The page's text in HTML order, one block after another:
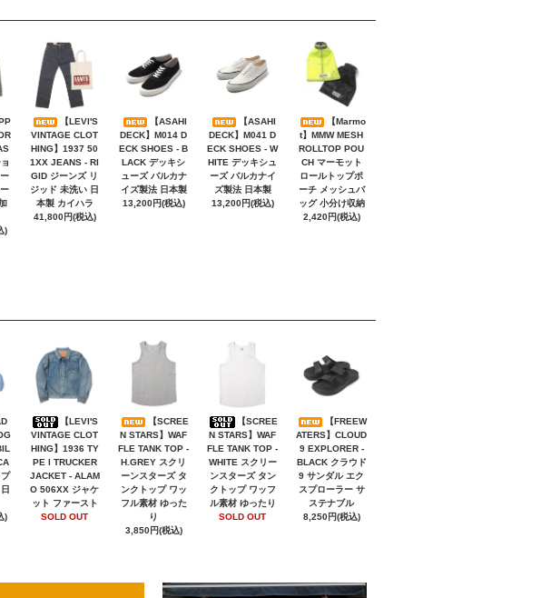
)
【LEVI'S
VINTAGE CLOT
HING】1937 50
1XX JEANS - RI
GID ジーンズ リ
ジッド 未洗い 日
本製 カイハラ
41,800円(税込)
【ASAHI
DECK】M014 D
ECK SHOES - B
LACK デッキシ
ューズ バルカナ
イズ製法 日本製
13,200円(税込)
【ASAHI
DECK】M041 D
ECK SHOES - W
HITE デッキシュ
ーズ バルカナイ
ズ製法 日本製
13,200円(税込)
【Marmo
t】MMW MESH
ROLLTOP POU
CH マーモット
ロールトップポ
ーチ メッシュバ
ッグ 小分け収納
2,420円(税込)
)
【LEVI'S
VINTAGE CLOT
HING】1936 TY
PE I TRUCKER
JACKET - ALAM
O 506XX ジャケ
ット ファースト
SOLD OUT
【SCREE
N STARS】WAF
FLE TANK TOP -
H.GREY スクリ
ーンスターズ タ
ンクトップ ワッ
フル素材 ゆった
り
3,850円(税込)
【SCREE
N STARS】WAF
FLE TANK TOP -
WHITE スクリー
ンスターズ タン
クトップ ワッフ
ル素材 ゆったり
SOLD OUT
【FREEW
ATERS】CLOUD
9 EXPLORER -
BLACK クラウド
9 サンダル エク
スプローラー サ
ステナブル
8,250円(税込)